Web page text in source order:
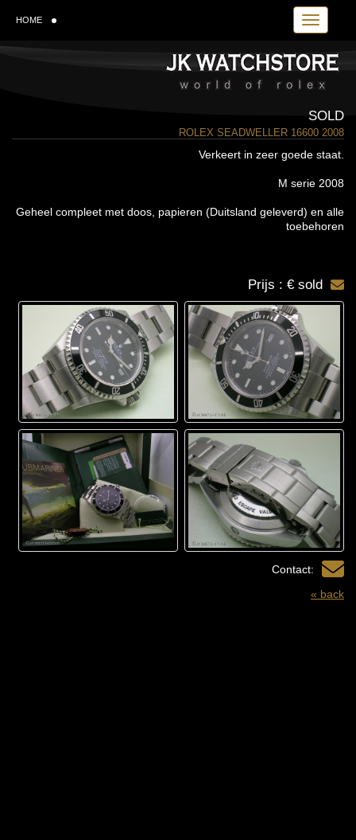
Toggle
HOME
SOLD
ROLEX SEADWELLER 16600 2008
Verkeert in zeer goede staat.
M serie 2008
Geheel compleet met doos, papieren (Duitsland geleverd) en alle
toebehoren
Prijs : € sold
Contact:
« back